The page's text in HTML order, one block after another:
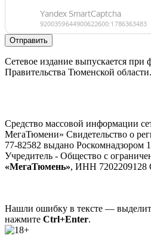
Отправить
Сетевое издание выпускается при
Правительства Тюменской области.
Средство массовой информации
МегаТюмени» Свидетельство о
77-82582 выдано Роскомнадзором
Учредитель - Общество с
«МегаТюмень», ИНН 7202209128
Нашли ошибку в тексте —
нажмите Ctrl+Enter.